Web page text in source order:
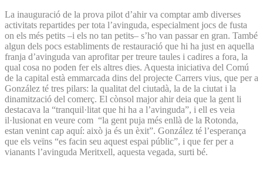
La inauguració de la prova pilot d’ahir va comptar amb diverses
activitats repartides per tota l’avinguda, especialment jocs de fusta
on els més petits –i els no tan petits– s’ho van passar en gran. També
algun dels pocs establiments de restauració que hi ha just en aquella
franja d’avinguda van aprofitar per treure taules i cadires a fora, la
qual cosa no poden fer els altres dies. Aquesta iniciativa del Comú
de la capital està emmarcada dins del projecte Carrers vius, que per a
González té tres pilars: la qualitat del ciutadà, la de la ciutat i la
dinamització del comerç. El cònsol major ahir deia que la gent li
destacava la “tranquil·litat que hi ha a l’avinguda”, i ell es veia
il·lusionat en veure com “la gent puja més enllà de la Rotonda,
estan venint cap aquí: això ja és un èxit”. González té l’esperança
que els veïns “es facin seu aquest espai públic”, i que fer per a
vianants l’avinguda Meritxell, aquesta vegada, surti bé.